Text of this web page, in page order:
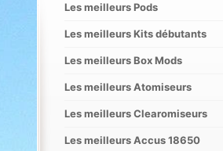
Les meilleurs Pods
Les meilleurs Kits débutants
Les meilleurs Box Mods
Les meilleurs Atomiseurs
Les meilleurs Clearomiseurs
Les meilleurs Accus 18650